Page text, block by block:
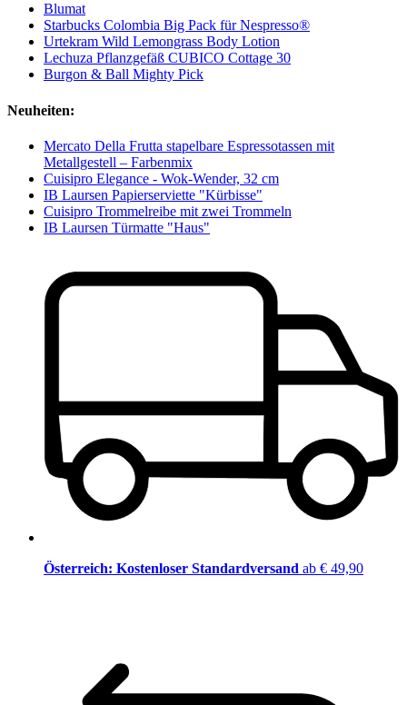
Blumat
Starbucks Colombia Big Pack für Nespresso®
Urtekram Wild Lemongrass Body Lotion
Lechuza Pflanzgefäß CUBICO Cottage 30
Burgon & Ball Mighty Pick
Neuheiten:
Mercato Della Frutta stapelbare Espressotassen mit
Metallgestell – Farbenmix
Cuisipro Elegance - Wok-Wender, 32 cm
IB Laursen Papierserviette "Kürbisse"
Cuisipro Trommelreibe mit zwei Trommeln
IB Laursen Türmatte "Haus"
Österreich: Kostenloser Standardversand ab € 49,90